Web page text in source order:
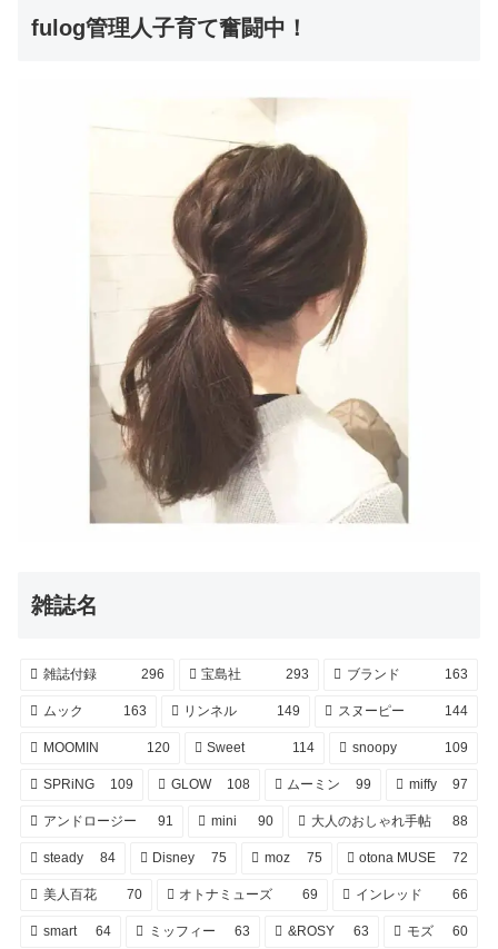
fulog管理人子育て奮闘中！
雑誌名
雑誌付録 296 宝島社 293 ブランド 163
ムック 163 リンネル 149 スヌーピー 144
MOOMIN 120 Sweet 114 snoopy 109
SPRiNG 109 GLOW 108 ムーミン 99 miffy 97
アンドロージー 91 mini 90 大人のおしゃれ手帖 88
steady 84 Disney 75 moz 75 otona MUSE 72
美人百花 70 オトナミューズ 69 インレッド 66
smart 64 ミッフィー 63 &ROSY 63 モズ 60